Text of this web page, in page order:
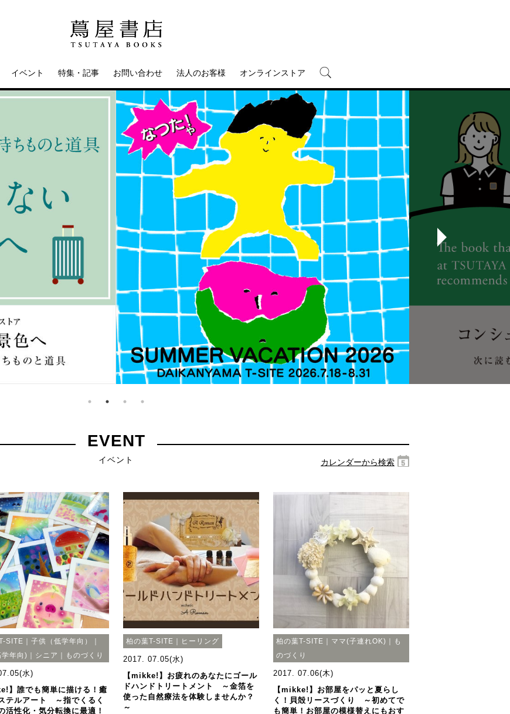
イベント 特集・記事 お問い合わせ 法人のお客様 オンラインストア
EVENT
イベント カレンダーから検索
SITE｜子供（低学年向）｜
年向)｜シニア｜ものづくり
水)
】誰でも簡単に描ける！癒
テルアート ～指でくるく
活性化・気分転換に最適！
柏の葉T-SITE｜ヒーリング
2017. 07.05(水)
【mikke!】お疲れのあなたにゴール
ドハンドトリートメント ～金箔を
使った自然療法を体験しませんか？
～
柏の葉T-SITE｜ママ(子連れOK)｜も
のづくり
2017. 07.06(木)
【mikke!】お部屋をパッと夏らし
く！貝殻リースづくり ～初めてで
も簡単！お部屋の模様替えにもおす